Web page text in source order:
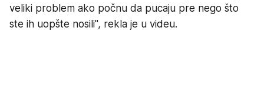
veliki problem ako počnu da pucaju pre nego što
ste ih uopšte nosili", rekla je u videu.